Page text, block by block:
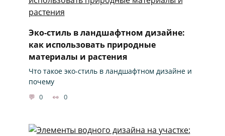
Эко-стиль в ландшафтном дизайне:
как использовать природные
материалы и растения
Что такое эко-стиль в ландшафтном дизайне и
почему
0 0